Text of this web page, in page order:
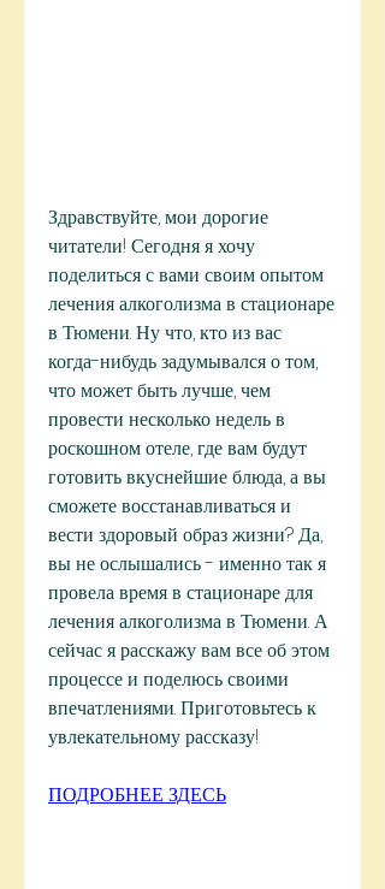
Здравствуйте, мои дорогие
читатели! Сегодня я хочу
поделиться с вами своим опытом
лечения алкоголизма в стационаре
в Тюмени. Ну что, кто из вас
когда-нибудь задумывался о том,
что может быть лучше, чем
провести несколько недель в
роскошном отеле, где вам будут
готовить вкуснейшие блюда, а вы
сможете восстанавливаться и
вести здоровый образ жизни? Да,
вы не ослышались - именно так я
провела время в стационаре для
лечения алкоголизма в Тюмени. А
сейчас я расскажу вам все об этом
процессе и поделюсь своими
впечатлениями. Приготовьтесь к
увлекательному рассказу!
ПОДРОБНЕЕ ЗДЕСЬ